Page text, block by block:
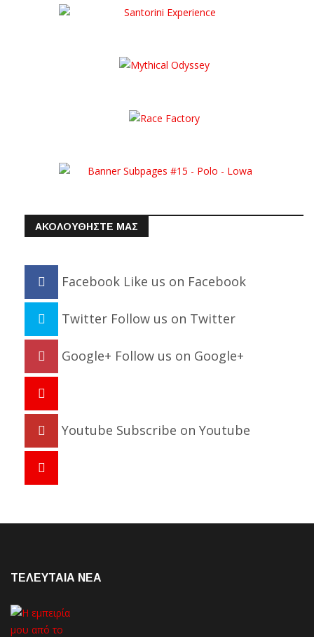
ΑΚΟΛΟΥΘΗΣΤΕ ΜΑΣ
Facebook Like us on Facebook
Twitter Follow us on Twitter
Google+ Follow us on Google+
Youtube Subscribe on Youtube
ΤΕΛΕΥΤΑΙΑ NEA